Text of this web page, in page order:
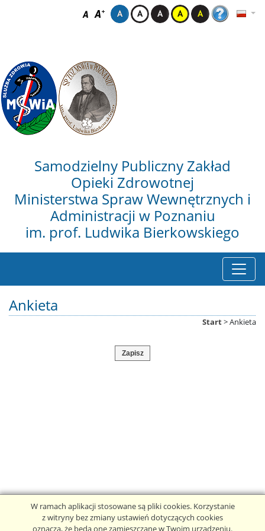
Samodzielny Publiczny Zakład
Opieki Zdrowotnej
Ministerstwa Spraw Wewnętrznych i
Administracji w Poznaniu
im. prof. Ludwika Bierkowskiego
Ankieta
Start>Ankieta
Zapisz
W ramach aplikacji stosowane są pliki cookies. Korzystanie
z witryny bez zmiany ustawień dotyczących cookies
oznacza, że będą one zamieszczane w Twoim urządzeniu.